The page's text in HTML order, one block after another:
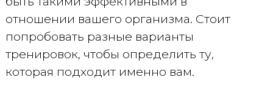
отношении вашего организма. Стоит
попробовать разные варианты
тренировок, чтобы определить ту,
которая подходит именно вам.